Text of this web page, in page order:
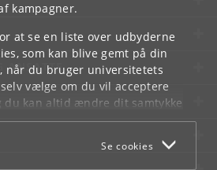
kampagner.
at se en liste over udbyderne
som kan blive gemt på din
når du bruger universitetets
vælge om du vil acceptere
du kan altid ændre dit samtykke
som du finder i
Se cookies
ANSATTE